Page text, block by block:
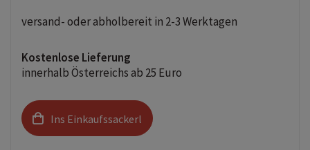
versand- oder abholbereit in 2-3 Werktagen
Kostenlose Lieferung
innerhalb Österreichs ab 25 Euro
Ins Einkaufssackerl